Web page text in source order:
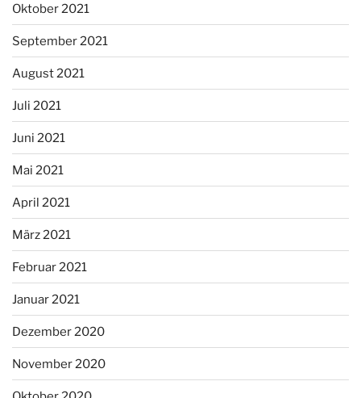
Oktober 2021
September 2021
August 2021
Juli 2021
Juni 2021
Mai 2021
April 2021
März 2021
Februar 2021
Januar 2021
Dezember 2020
November 2020